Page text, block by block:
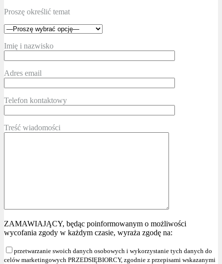
Proszę określić temat
Imię i nazwisko
Adres email
Telefon kontaktowy
Treść wiadomości
ZAMAWIAJĄCY, będąc poinformowanym o możliwości
wycofania zgody w każdym czasie, wyraża zgodę na:
przetwarzanie swoich danych osobowych i wykorzystanie tych danych do
celów marketingowych PRZEDSIĘBIORCY, zgodnie z przepisami wskazanymi